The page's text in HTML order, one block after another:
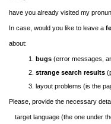
have you already visited my
In case, would you like to leave a
about:
bugs (error messages,
strange search results
layout problems (is the
Please, provide the necessary
target language (the one under